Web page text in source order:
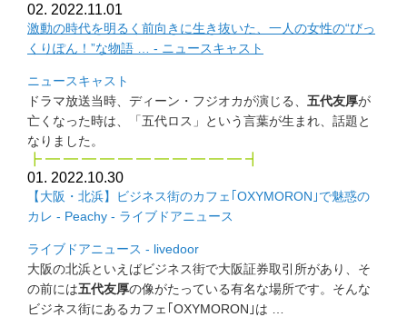
02. 2022.11.01
激動の時代を明るく前向きに生き抜いた、一人の女性の“びっ
くりぽん！”な物語 … - ニュースキャスト
ニュースキャスト
ドラマ放送当時、ディーン・フジオカが演じる、 五代友厚が
亡くなった時は、「五代ロス」という言葉が生まれ、話題と
なりました。
┣ ━ ━ ━ ━ ━ ━ ━ ━ ━ ━ ━ ┫
01. 2022.10.30
【大阪・北浜】ビジネス街のカフェ｢OXYMORON｣で魅惑の
カレ - Peachy - ライブドアニュース
ライブドアニュース - livedoor
大阪の北浜といえばビジネス街で大阪証券取引所があり、 そ
の前には五代友厚の像がたっている有名な場所です。 そんな
ビジネス街にあるカフェ｢OXYMORON｣は …